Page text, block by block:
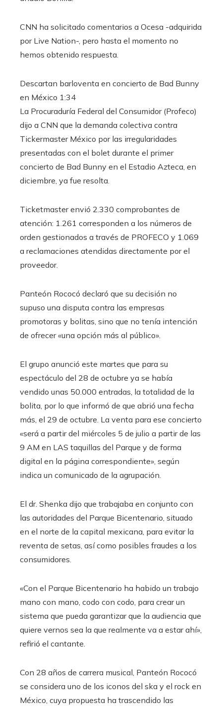
CNN ha solicitado comentarios a Ocesa -adquirida
por Live Nation-, pero hasta el momento no
hemos obtenido respuesta.
Descartan barloventa en concierto de Bad Bunny
en México 1:34
La Procuraduría Federal del Consumidor (Profeco)
dijo a CNN que la demanda colectiva contra
Tickermaster México por las irregularidades
presentadas con el bolet durante el primer
concierto de Bad Bunny en el Estadio Azteca, en
diciembre, ya fue resolta.
Ticketmaster envió 2.330 comprobantes de
atención: 1.261 corresponden a los números de
orden gestionados a través de PROFECO y 1.069
a reclamaciones atendidas directamente por el
proveedor.
Panteón Rococó declaró que su decisión no
supuso una disputa contra las empresas
promotoras y bolitas, sino que no tenía intención
de ofrecer «una opción más al público».
El grupo anunció este martes que para su
espectáculo del 28 de octubre ya se había
vendido unas 50.000 entradas, la totalidad de la
bolita, por lo que informó de que abrió una fecha
más, el 29 de octubre. La venta para ese concierto
«será a partir del miércoles 5 de julio a partir de las
9 AM en LAS taquillas del Parque y de forma
digital en la página correspondiente», según
indica un comunicado de la agrupación.
El dr. Shenka dijo que trabajaba en conjunto con
las autoridades del Parque Bicentenario, situado
en el norte de la capital mexicana, para evitar la
reventa de setas, así como posibles fraudes a los
consumidores.
«Con el Parque Bicentenario ha habido un trabajo
mano con mano, codo con codo, para crear un
sistema que pueda garantizar que la audiencia que
quiere vernos sea la que realmente va a estar ahí»,
refirió el cantante.
Con 28 años de carrera musical, Panteón Rococó
se considera uno de los iconos del ska y el rock en
México, cuya propuesta ha trascendido las